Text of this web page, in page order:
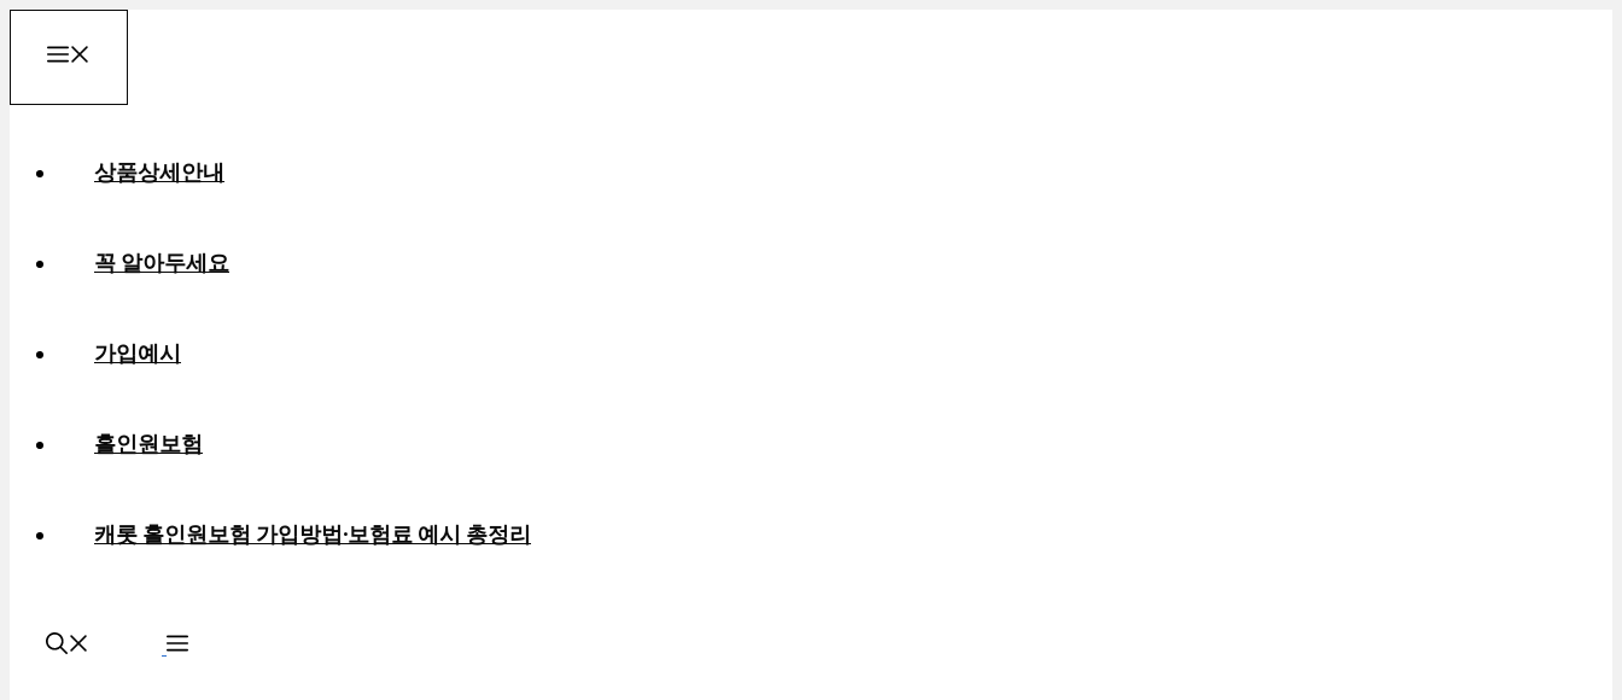
츠
상품상세안내
꼭 알아두세요
가입예시
홀인원보험
캐롯 홀인원보험 가입방법·보험료 예시 총정리